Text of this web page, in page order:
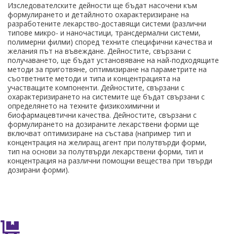
Изследователските дейности ще бъдат насочени към
формулирането и детайлното охарактеризиране на
разработените лекарство-доставящи системи (различни
типове микро- и наночастици, трансдермални системи,
полимерни филми) според техните специфични качества и
желания път на въвеждане. Дейностите, свързани с
получаването, ще бъдат установяване на най-подходящите
методи за приготвяне, оптимизиране на параметрите на
съответните методи и типа и концентрацията на
участващите компоненти. Дейностите, свързани с
охарактеризирането на системите ще бъдат свързани с
определянето на техните физикохимични и
биофармацевтични качества. Дейностите, свързани с
формулирането на дозираните лекарствени форми ще
включват оптимизиране на състава (например тип и
концентрация на желиращ агент при полутвърди форми,
тип на основи за полутвърди лекарствени форми, тип и
концентрация на различни помощни вещества при твърди
дозирани форми).